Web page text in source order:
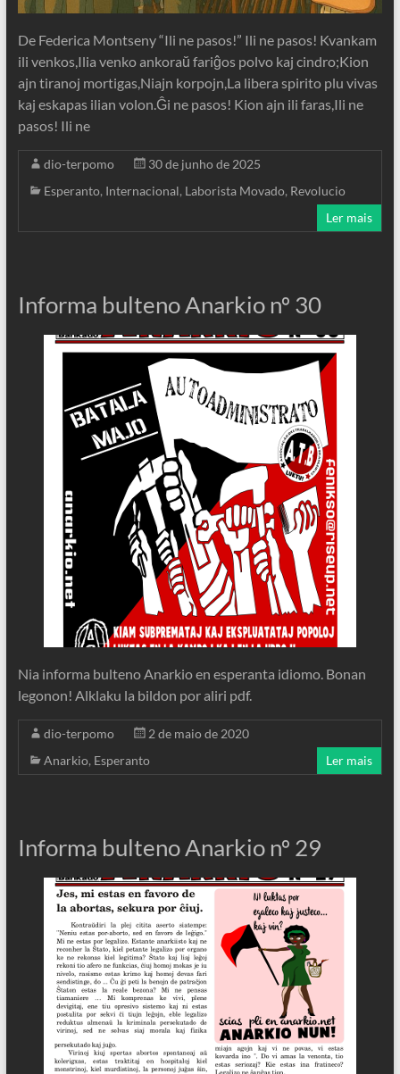
De Federica Montseny “Ili ne pasos!” Ili ne pasos! Kvankam
ili venkos,Ilia venko ankoraŭ fariĝos polvo kaj cindro;Kion
ajn tiranoj mortigas,Niajn korpojn,La libera spirito plu vivas
kaj eskapas ilian volon.Ĝi ne pasos! Kion ajn ili faras,Ili ne
pasos! Ili ne
dio-terpomo
30 de junho de 2025
Esperanto, Internacional, Laborista Movado, Revolucio
Ler mais
Informa bulteno Anarkio nº 30
Nia informa bulteno Anarkio en esperanta idiomo. Bonan
legonon! Alklaku la bildon por aliri pdf.
dio-terpomo
2 de maio de 2020
Anarkio, Esperanto Ler mais
Informa bulteno Anarkio nº 29